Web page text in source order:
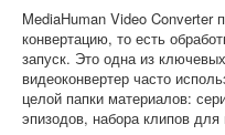
MediaHuman Video Converter
конвертацию, то есть
запуск. Это одна из
видеоконвертер часто
целой папки материалов:
эпизодов, набора клипов